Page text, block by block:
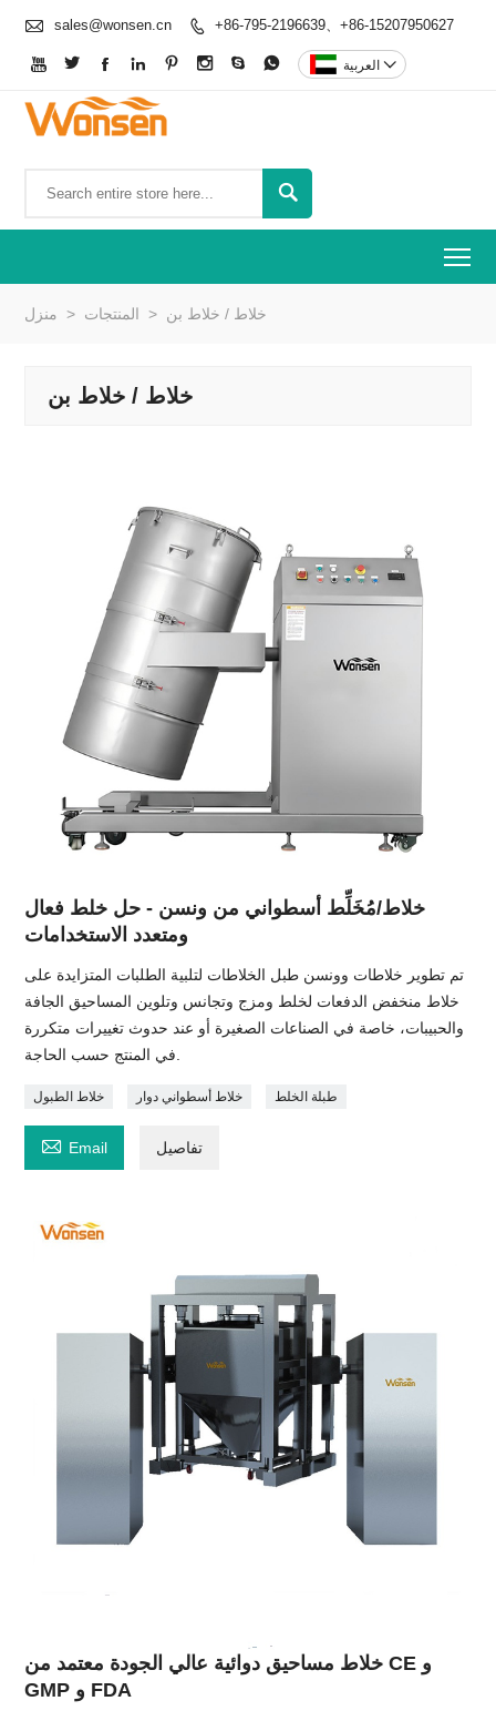
 sales@wonsen.cn  +86-795-2196639、+86-15207950627
        العربية 

منزل > المنتجات > خلاط / خلاط بن
خلاط / خلاط بن
خلاط/مُخَلِّط أسطواني من ونسن - حل خلط فعال
ومتعدد الاستخدامات
تم تطوير خلاطات وونسن طبل الخلاطات لتلبية الطلبات المتزايدة على
خلاط منخفض الدفعات لخلط ومزج وتجانس وتلوين المساحيق الجافة
والحبيبات، خاصة في الصناعات الصغيرة أو عند حدوث تغييرات متكررة
خلاط الطبول خلاط أسطواني دوار طبلة الخلط
 Email تفاصيل
خلاط مساحيق دوائية عالي الجودة معتمد من CE و
GMP و FDA